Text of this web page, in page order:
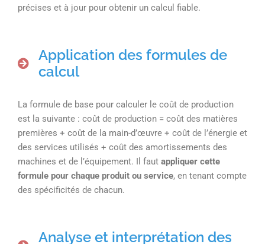
précises et à jour pour obtenir un calcul fiable.
Application des formules de
calcul
La formule de base pour calculer le coût de production
est la suivante : coût de production = coût des matières
premières + coût de la main-d’œuvre + coût de l’énergie et
des services utilisés + coût des amortissements des
machines et de l’équipement. Il faut appliquer cette
formule pour chaque produit ou service, en tenant compte
des spécificités de chacun.
Analyse et interprétation des